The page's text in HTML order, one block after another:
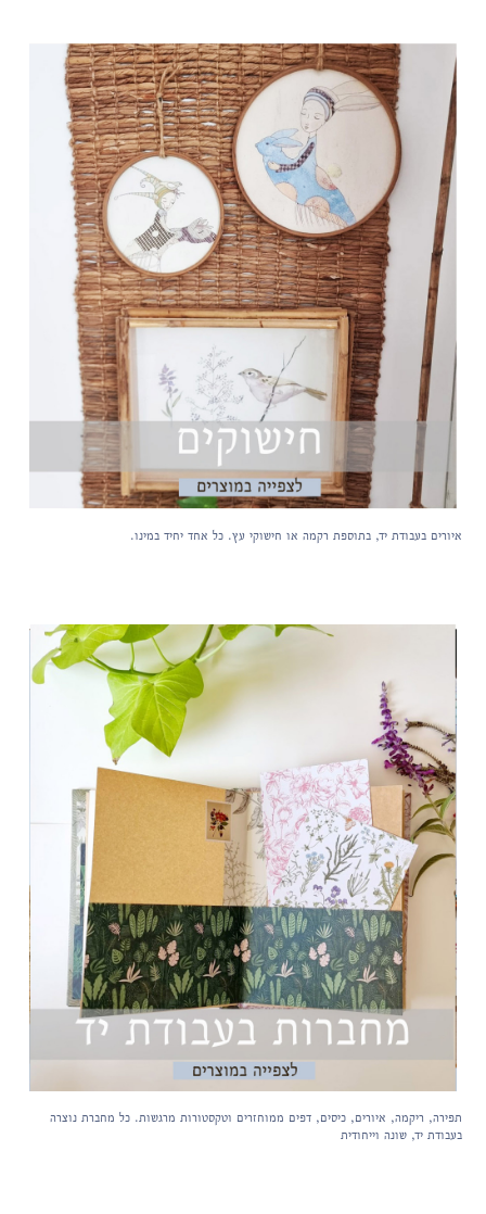
איורים בעבודת יד, בתוספת רקמה או חישוקי עץ. כל אחד יחיד במינו.
תפירה, ריקמה, איורים, כיסים, דפים ממוחזרים וטקסטורות מרגשות. כל מחברת נוצרה
בעבודת יד, שונה וייחודית